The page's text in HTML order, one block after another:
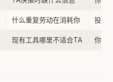
什么重复劳动在消耗你 投入
现有工具哪里不适合TA 你能